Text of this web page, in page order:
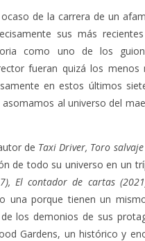
de la carrera de un
sus más
como uno de los
fueran quizá los menos
en estos últimos
al universo del
de Taxi Driver, Toro salvaje
de todo su universo en un
El contador de cartas
una porque tienen un
los demonios de sus
Gardens, un histórico y